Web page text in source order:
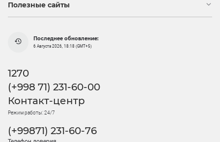
Полезные сайты
Последнее обновление:
6 Августа 2026, 18:18 (GMT+5)
1270
(+998 71) 231-60-00
Контакт-центр
Режим работы: 24/7
(+99871) 231-60-76